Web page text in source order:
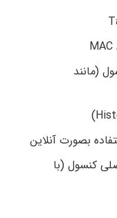
(مانند
بصورت آنلاین
کنسول (با